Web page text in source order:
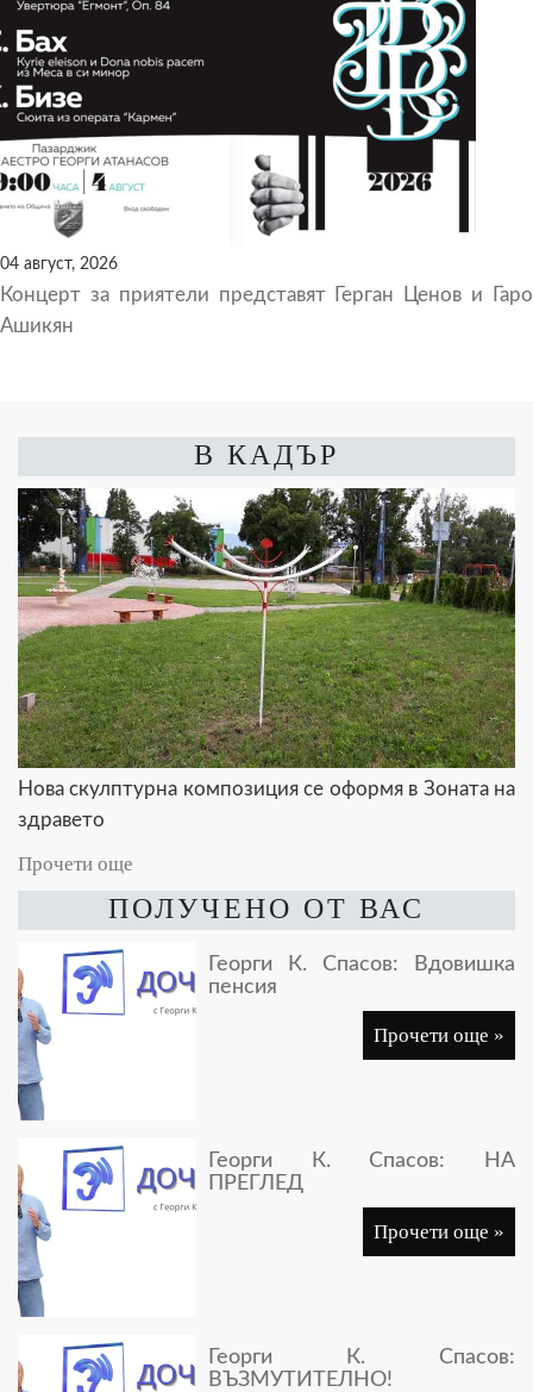
04 август, 2026
Концерт за приятели представят Герган Ценов и Гаро
Ашикян
В КАДЪР
Нова скулптурна композиция се оформя в Зоната на
здравето
Прочети още
ПОЛУЧЕНО ОТ ВАС
Георги К. Спасов: Вдовишка
пенсия
Прочети още »
Георги К. Спасов: НА
ПРЕГЛЕД
Прочети още »
Георги К. Спасов:
ВЪЗМУТИТЕЛНО!